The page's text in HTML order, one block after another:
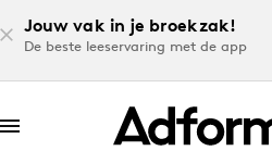
Jouw vak in je broekzak!
De beste leeservaring met de app